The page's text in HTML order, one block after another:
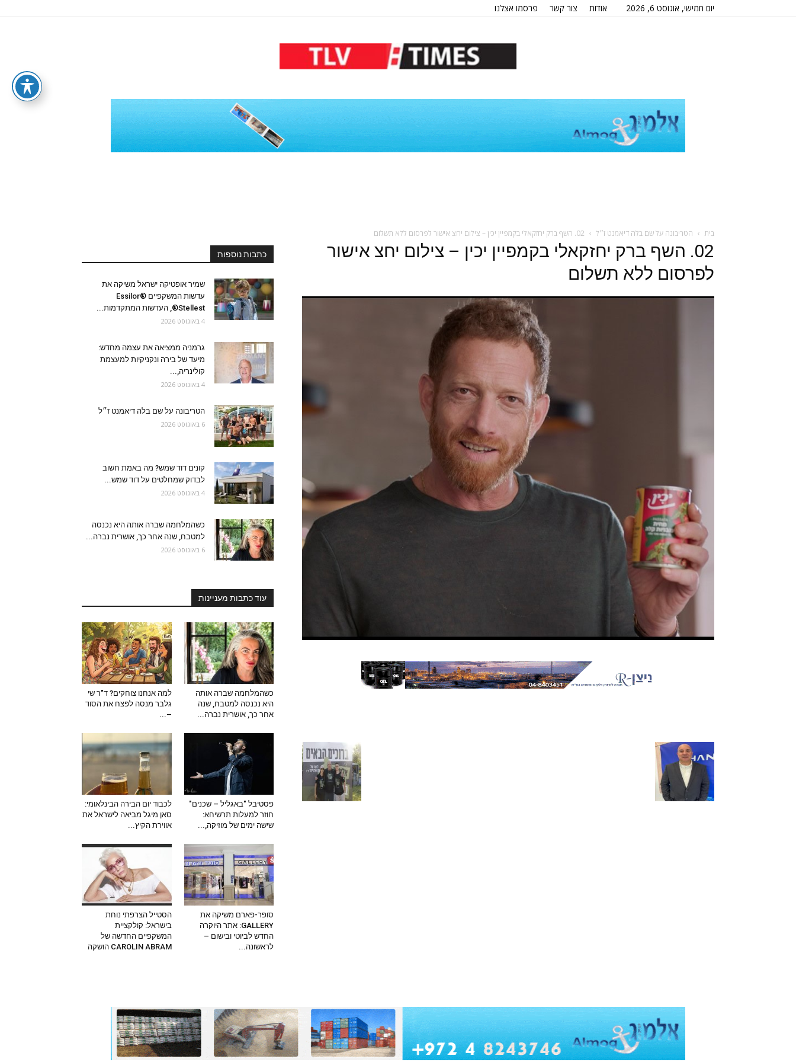
יום חמישי, אוגוסט 6, 2026 אודות צור קשר פרסמו אצלנו
בית הטריבונה על שם בלה דיאמנט ז״ל 02. השף ברק יחזקאלי בקמפיין יכין – צילום יחצ אישור לפרסום ללא תשלום
02. השף ברק יחזקאלי בקמפיין יכין – צילום יחצ אישור
לפרסום ללא תשלום
כתבות נוספות
שמיר אופטיקה ישראל משיקה את
עדשות המשקפיים Essilor®
Stellest®, העדשות המתקדמות...
4 באוגוסט 2026
גרמניה ממציאה את עצמה מחדש:
מיעד של בירה ונקניקיות למעצמת
קולינריה,...
4 באוגוסט 2026
הטריבונה על שם בלה דיאמנט ז״ל
6 באוגוסט 2026
קונים דוד שמש? מה באמת חשוב
לבדוק שמחלטים על דוד שמש...
4 באוגוסט 2026
כשהמלחמה שברה אותה היא נכנסה
למטבח, שנה אחר כך, אושרית נברה...
6 באוגוסט 2026
עוד כתבות מעניינות
כשהמלחמה שברה אותה
היא נכנסה למטבח, שנה
אחר כך, אושרית נברה...
למה אנחנו צוחקים? ד"ר שי
גלבר מנסה לפצח את הסוד
–...
פסטיבל "באגליל – שכנים"
חוזר למעלות תרשיחא:
שישה ימים של מוזיקה,...
לכבוד יום הבירה הבינלאומי:
סאן מיגל מביאה לישראל את
אווירת הקיץ...
סופר-פארם משיקה את
GALLERY: אתר היוקרה
החדש לביוטי ובישום –
לראשונה...
הסטייל הצרפתי נוחת
בישראל: קולקציית
המשקפיים החדשה של
CAROLIN ABRAM הושקה